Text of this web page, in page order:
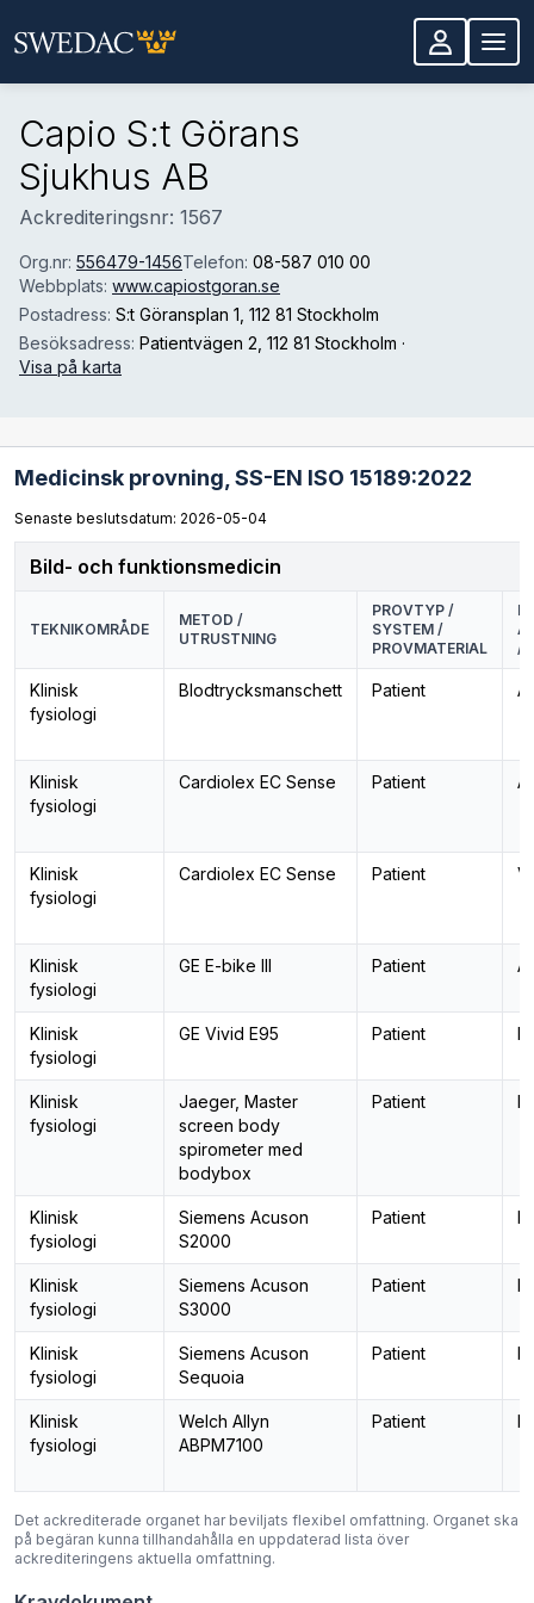
Capio S:t Görans
Sjukhus AB
Ackrediteringsnr: 1567
Org.nr: 556479-1456Telefon: 08-587 010 00
Webbplats: www.capiostgoran.se
Postadress: S:t Göransplan 1 , 112 81 Stockholm
Besöksadress: Patientvägen 2 , 112 81 Stockholm ·
Visa på karta
Medicinsk provning, SS-EN ISO 15189:2022
Senaste beslutsdatum: 2026-05-04
Bild- och funktionsmedicin
TEKNIKOMRÅDE
METOD /
UTRUSTNING
PROVTYP /
SYSTEM /
PROVMATERIAL
/
Klinisk
fysiologi
Blodtrycksmanschett Patient
Klinisk
fysiologi
Cardiolex EC Sense Patient
Klinisk
fysiologi
Cardiolex EC Sense Patient
Klinisk
fysiologi
GE E-bike III Patient
Klinisk
fysiologi
GE Vivid E95 Patient
Klinisk
fysiologi
Jaeger, Master
screen body
spirometer med
bodybox
Patient
Klinisk
fysiologi
Siemens Acuson
S2000
Patient
Klinisk
fysiologi
Siemens Acuson
S3000
Patient
Klinisk
fysiologi
Siemens Acuson
Sequoia
Patient
Klinisk
fysiologi
Welch Allyn
ABPM7100
Patient
Det ackrediterade organet har beviljats flexibel omfattning. Organet ska
på begäran kunna tillhandahålla en uppdaterad lista över
ackrediteringens aktuella omfattning.